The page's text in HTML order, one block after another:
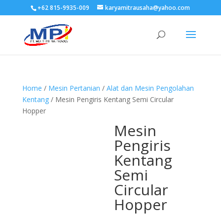
+62 815-9935-009 karyamitrausaha@yahoo.com
Home / Mesin Pertanian / Alat dan Mesin Pengolahan
Kentang/ Mesin Pengiris Kentang Semi Circular
Hopper
Mesin
Pengiris
Kentang
Semi
Circular
Hopper